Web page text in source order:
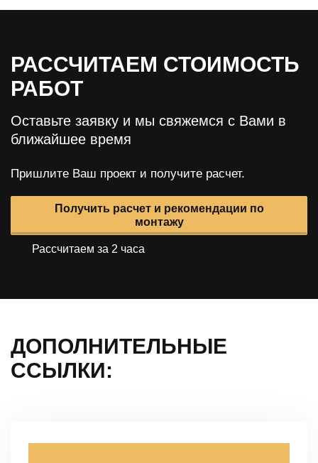
РАССЧИТАЕМ СТОИМОСТЬ
РАБОТ
Оставьте заявку и мы свяжемся с Вами в
ближайшее время
Пришлите Ваш проект и получите расчет.
Получить расчет и рекомендации по
монтажу
Рассчитаем за 2 часа
ДОПОЛНИТЕЛЬНЫЕ
ССЫЛКИ: